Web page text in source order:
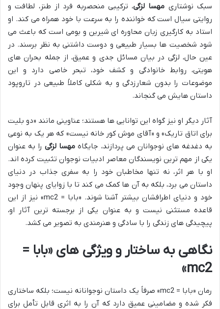
سبک نوشتاری مهسا لزگی، ترکیبی منحصربه فرد از طنز، لطافت و
روایتی سیال است که خواننده را به سرعت با خود همراه می کند. او
استاد به کارگیری زبان محاوره ای شیرین و بومی است که باعث می
شود شخصیت ها بسیار طبیعی و دوست داشتنی به نظر برسند. در
عین حال، لزگی در بیان مسائل جدی و عمیق، از جمله بحران های
هویتی، روابط خانوادگی و کشف خود، تبحر خاصی دارد و این
موضوعات را بدون شعارزدگی و به شکلی کاملاً طبیعی در تاروپود
داستان هایش می گنجاند.
آثار دیگر او نیز گواه این توانایی ها هستند؛ عناوینی مانند «دو بلیت
برای اتاق تاریک» و «آقای موش کور خانه نیست» که هر یک به نوعی
به دغدغه های نوجوانان می پردازند، جایگاه مهسا لزگیرا به عنوان
یکی از مهم ترین نویسندگان معاصر ادبیات نوجوان تثبیت کرده اند.
او با هر اثر، نه تنها مخاطبان خود را به سفری جذاب در دنیای
داستان می برد، بلکه به آن ها کمک می کند تا با زوایای پنهان وجود
خود و دنیای اطرافشان بیشتر آشنا شوند. «بابا = mc2» نیز از این
قاعده مستثنی نیست و به عنوان یکی از برجسته ترین آثار او،
پیچیدگی های زندگی را با سادگی و هنرمندی به تصویر می کشد.
نگاهی به ساختار و ویژگی های «بابا =
mc2»
رمان «بابا = mc2» صرفاً یک داستان نوجوانانه نیست؛ بلکه ساختاری
فکر شده و مضامینی عمیق دارد که آن را به اثری قابل تأمل برای